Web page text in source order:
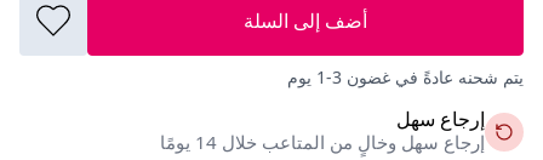
أضف إلى السلة
يتم شحنه عادةً في غضون 3-1 يوم
إرجاع سهل
إرجاع سهل وخالٍ من المتاعب خلال 14 يومًا